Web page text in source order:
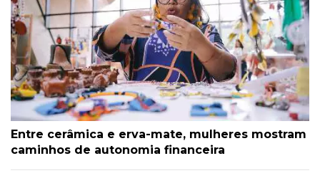
Entre cerâmica e erva-mate, mulheres mostram
caminhos de autonomia financeira